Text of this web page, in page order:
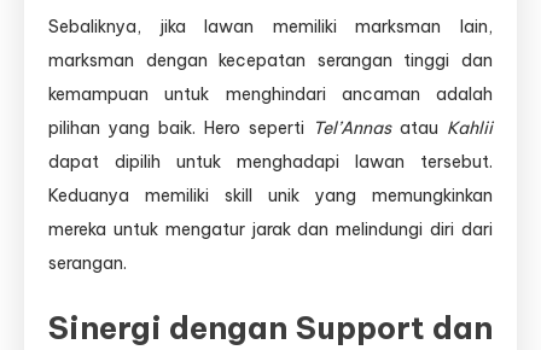
Sebaliknya, jika lawan memiliki marksman lain,
marksman dengan kecepatan serangan tinggi dan
kemampuan untuk menghindari ancaman adalah
pilihan yang baik. Hero seperti
Tel’Annasatau Kahlii
dapat dipilih untuk menghadapi lawan tersebut.
Keduanya memiliki skill unik yang memungkinkan
mereka untuk mengatur jarak dan melindungi diri dari
serangan.
Sinergi dengan Support dan